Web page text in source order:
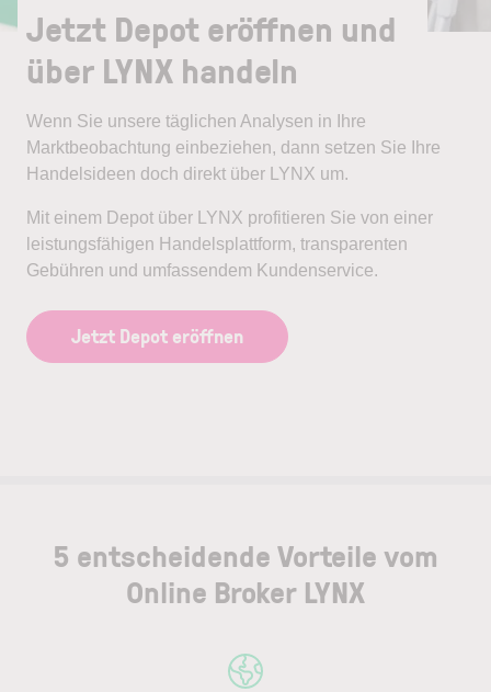
Jetzt Depot eröffnen und
über LYNX handeln
Wenn Sie unsere täglichen Analysen in Ihre
Marktbeobachtung einbeziehen, dann setzen Sie Ihre
Handelsideen doch direkt über LYNX um.
Mit einem Depot über LYNX profitieren Sie von einer
leistungsfähigen Handelsplattform, transparenten
Gebühren und umfassendem Kundenservice.
Jetzt Depot eröffnen
5 entscheidende Vorteile vom
Online Broker LYNX